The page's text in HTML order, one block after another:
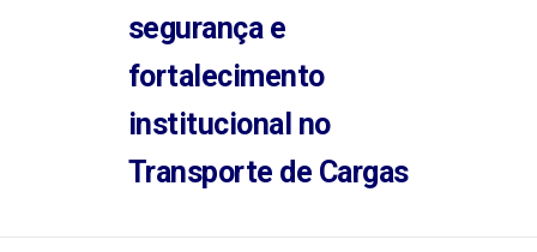
PARCEIROS
FALE CONOSCO
segurança e
fortalecimento
institucional no
Transporte de Cargas